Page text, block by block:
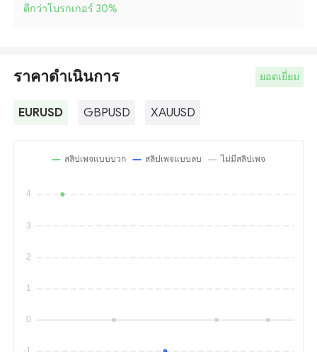
ดีกว่าโบรกเกอร์ 30%
ราคาดำเนินการ ยอดเยี่ยม
EURUSD GBPUSD XAUUSD